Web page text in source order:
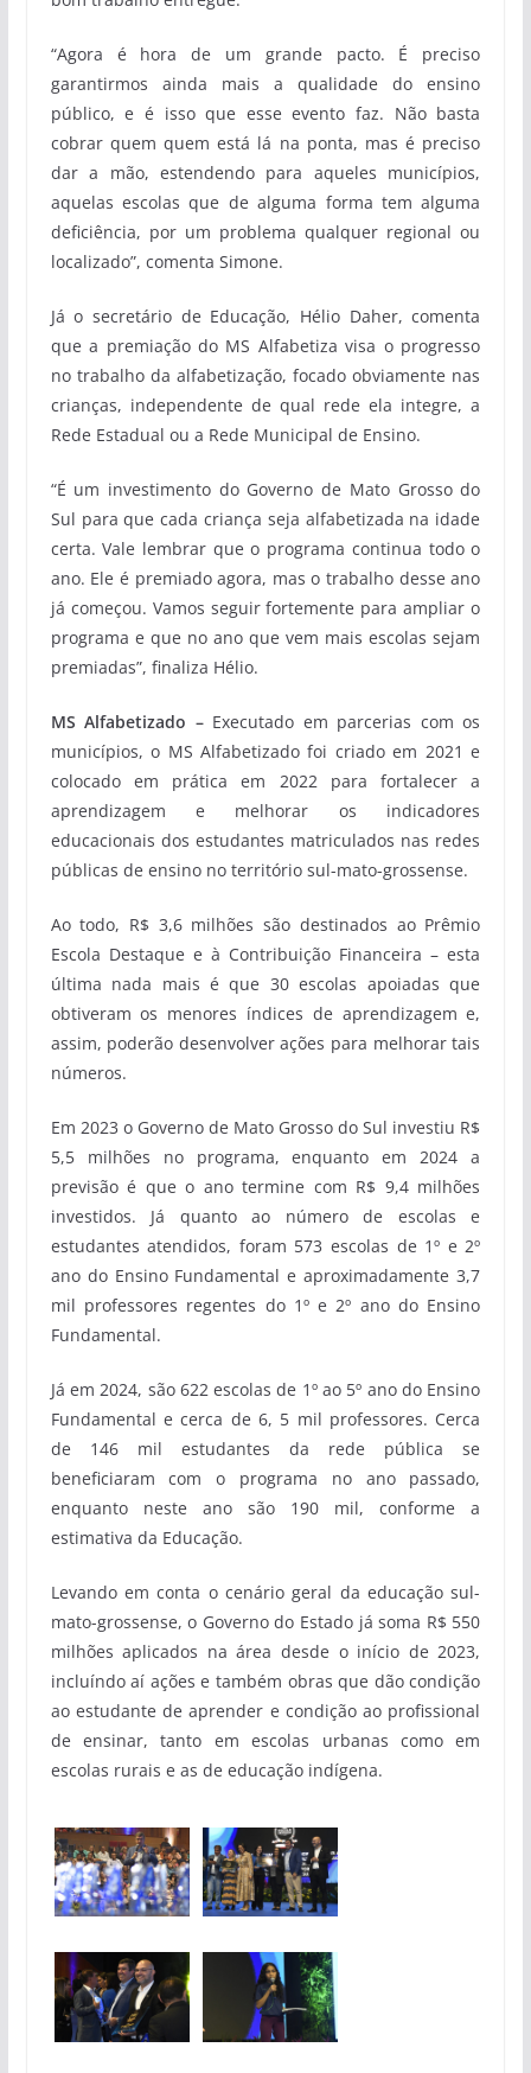
“Agora é hora de um grande pacto. É preciso
garantirmos ainda mais a qualidade do ensino
público, e é isso que esse evento faz. Não basta
cobrar quem quem está lá na ponta, mas é preciso
dar a mão, estendendo para aqueles municípios,
aquelas escolas que de alguma forma tem alguma
deficiência, por um problema qualquer regional ou
localizado”, comenta Simone.
Já o secretário de Educação, Hélio Daher, comenta
que a premiação do MS Alfabetiza visa o progresso
no trabalho da alfabetização, focado obviamente nas
crianças, independente de qual rede ela integre, a
Rede Estadual ou a Rede Municipal de Ensino.
“É um investimento do Governo de Mato Grosso do
Sul para que cada criança seja alfabetizada na idade
certa. Vale lembrar que o programa continua todo o
ano. Ele é premiado agora, mas o trabalho desse ano
já começou. Vamos seguir fortemente para ampliar o
programa e que no ano que vem mais escolas sejam
premiadas”, finaliza Hélio.
MS Alfabetizado – Executado em parcerias com os
municípios, o MS Alfabetizado foi criado em 2021 e
colocado em prática em 2022 para fortalecer a
aprendizagem e melhorar os indicadores
educacionais dos estudantes matriculados nas redes
públicas de ensino no território sul-mato-grossense.
Ao todo, R$ 3,6 milhões são destinados ao Prêmio
Escola Destaque e à Contribuição Financeira – esta
última nada mais é que 30 escolas apoiadas que
obtiveram os menores índices de aprendizagem e,
assim, poderão desenvolver ações para melhorar tais
números.
Em 2023 o Governo de Mato Grosso do Sul investiu R$
5,5 milhões no programa, enquanto em 2024 a
previsão é que o ano termine com R$ 9,4 milhões
investidos. Já quanto ao número de escolas e
estudantes atendidos, foram 573 escolas de 1º e 2º
ano do Ensino Fundamental e aproximadamente 3,7
mil professores regentes do 1º e 2º ano do Ensino
Fundamental.
Já em 2024, são 622 escolas de 1º ao 5º ano do Ensino
Fundamental e cerca de 6, 5 mil professores. Cerca
de 146 mil estudantes da rede pública se
beneficiaram com o programa no ano passado,
enquanto neste ano são 190 mil, conforme a
estimativa da Educação.
Levando em conta o cenário geral da educação sul-
mato-grossense, o Governo do Estado já soma R$ 550
milhões aplicados na área desde o início de 2023,
incluíndo aí ações e também obras que dão condição
ao estudante de aprender e condição ao profissional
de ensinar, tanto em escolas urbanas como em
escolas rurais e as de educação indígena.